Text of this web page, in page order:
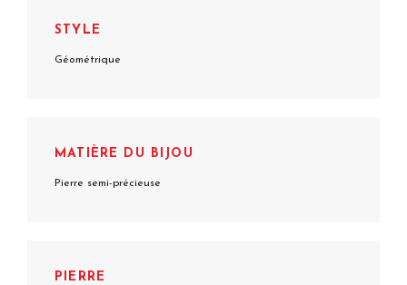
STYLE
Géométrique
MATIÈRE DU BIJOU
Pierre semi-précieuse
PIERRE